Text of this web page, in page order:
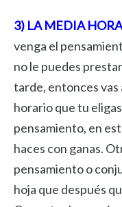
3) LA MEDIA
venga el
no le puedes
tarde, entonces vas
horario que tu
pensamiento, en
haces con ganas.
pensamiento o
hoja que después